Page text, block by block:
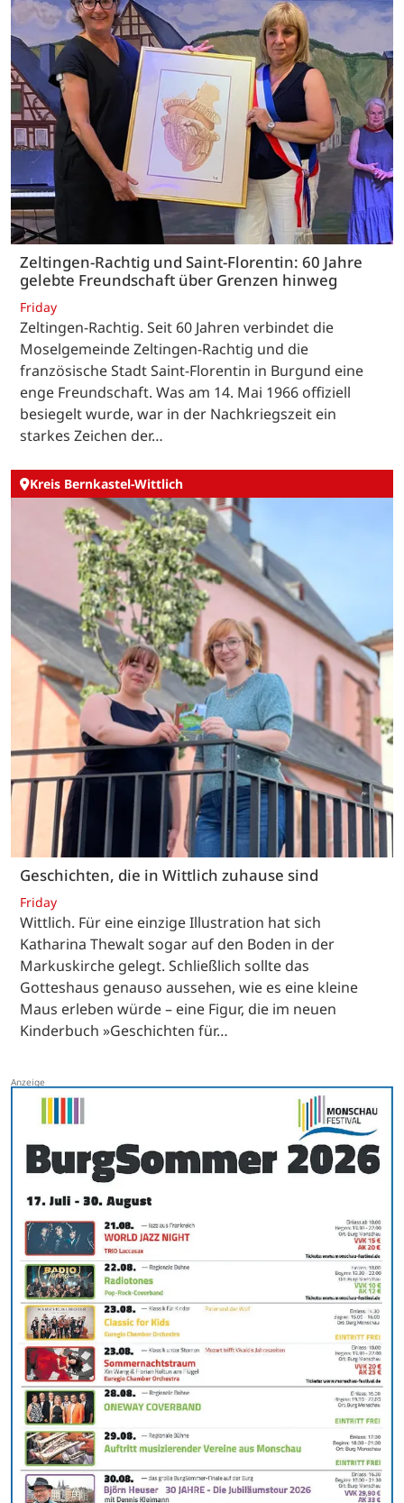
Zeltingen-Rachtig und Saint-Florentin: 60 Jahre
gelebte Freundschaft über Grenzen hinweg
Friday
Zeltingen-Rachtig. Seit 60 Jahren verbindet die
Moselgemeinde Zeltingen-Rachtig und die
französische Stadt Saint-Florentin in Burgund eine
enge Freundschaft. Was am 14. Mai 1966 offiziell
besiegelt wurde, war in der Nachkriegszeit ein
starkes Zeichen der…
Kreis Bernkastel-Wittlich
Geschichten, die in Wittlich zuhause sind
Friday
Wittlich. Für eine einzige Illustration hat sich
Katharina Thewalt sogar auf den Boden in der
Markuskirche gelegt. Schließlich sollte das
Gotteshaus genauso aussehen, wie es eine kleine
Maus erleben würde – eine Figur, die im neuen
Kinderbuch »Geschichten für…